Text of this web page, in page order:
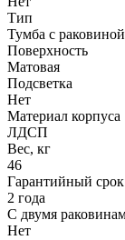
Тип
Тумба с раковиной
Поверхность
Матовая
Подсветка
Нет
Материал корпуса
ЛДСП
Вес, кг
46
Гарантийный срок
2 года
С двумя
Нет